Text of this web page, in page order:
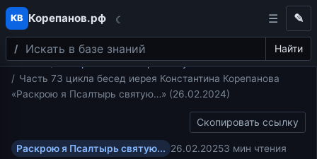
Перейти к содержимому
КВ Корепанов.рф ☾
Поиск Найти
✎
Главная
Раскрою я Псалтырь святую...
Часть 73 цикла бесед иерея Константина Корепанова
«Раскрою я Псалтырь святую…» (26.02.2024)
Скопировать ссылку
Раскрою я Псалтырь святую... 26.02.20253 мин чтения